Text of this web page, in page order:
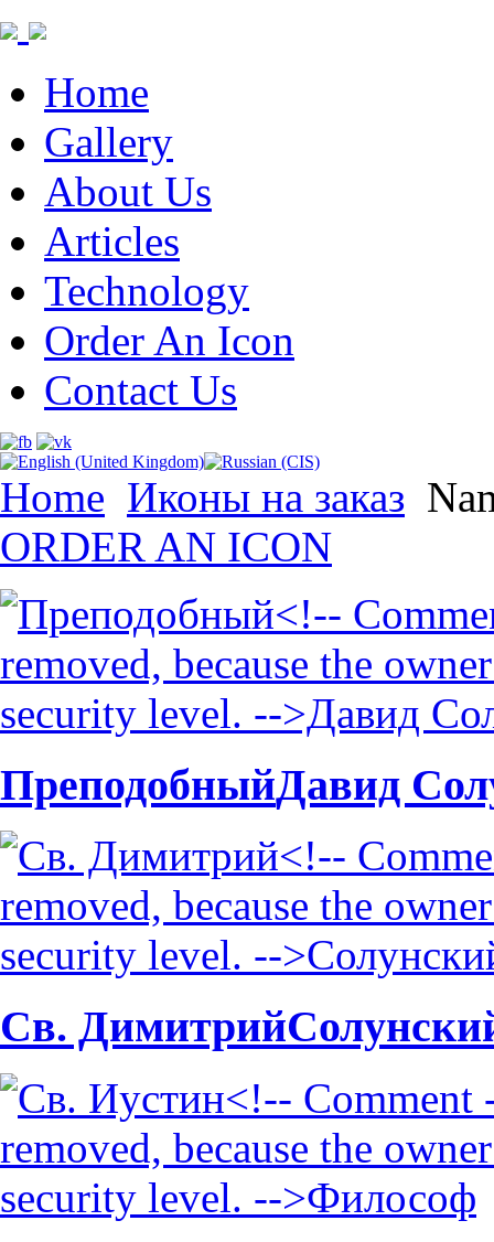
Home
Gallery
About Us
Articles
Technology
Order An Icon
Contact Us
Home Иконы на заказ
ОRDER AN ICON
ПреподобныйДавид
Св. Димитрий